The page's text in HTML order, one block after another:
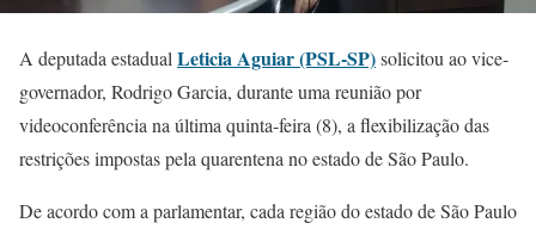
A deputada estadual Leticia Aguiar (PSL-SP)solicitou ao vice-
governador, Rodrigo Garcia, durante uma reunião por
videoconferência na última quinta-feira (8), a flexibilização das
restrições impostas pela quarentena no estado de São Paulo.
De acordo com a parlamentar, cada região do estado de São Paulo